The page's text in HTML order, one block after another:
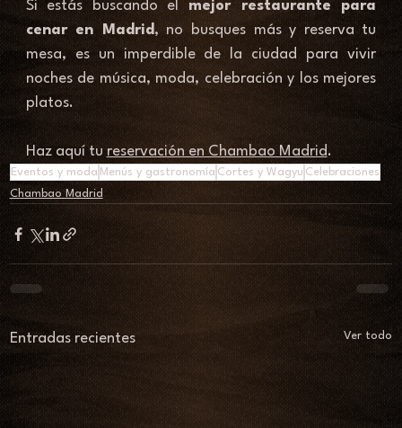
Si estás buscando el mejor restaurante para
cenar en Madrid , no busques más y reserva tu
mesa, es un imperdible de la ciudad para vivir
noches de música, moda, celebración y los mejores
platos.
Haz aquí tu reservación en Chambao Madrid.
Eventos y moda Menús y gastronomía Cortes y Wagyu Celebraciones
Chambao Madrid
Entradas recientes Ver todo